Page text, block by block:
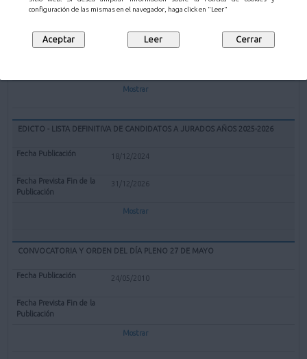
configuración de las mismas en el navegador, haga click en "Leer"
EXPEDIENTE REDENOMINACIÓN BOLERA CUBIERTA "EL PARQUE" DE
12/02/2025
Mostrar
EDICTO - LISTA DEFINITIVA DE CANDIDATOS A JURADOS AÑOS 2025-2026
18/12/2024
31/12/2026
Mostrar
CONVOCATORIA Y ORDEN DEL DÍA PLENO 27 DE MAYO
24/05/2010
Mostrar